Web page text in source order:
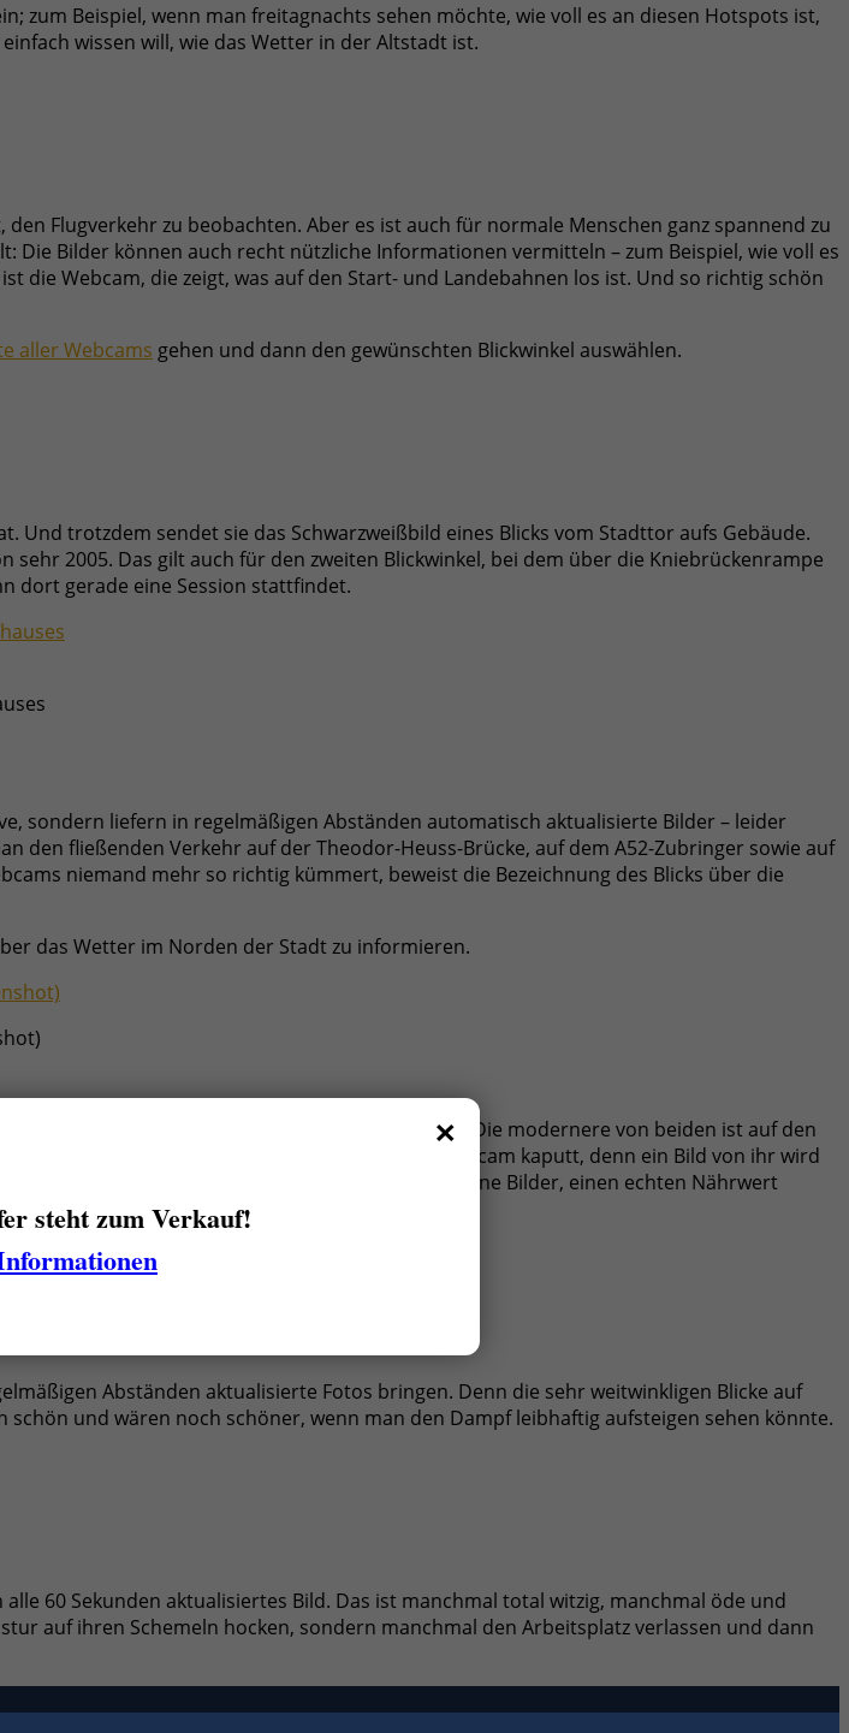
Beispiel, wenn man freitagnachts sehen möchte, wie voll es an diesen Hotspots ist,
wissen will, wie das Wetter in der Altstadt ist.
Flugverkehr zu beobachten. Aber es ist auch für normale Menschen ganz spannend zu
Die Bilder können auch recht nützliche Informationen vermitteln – zum Beispiel, wie voll es
die Webcam, die zeigt, was auf den Start- und Landebahnen los ist. Und so richtig schön
aller Webcams gehen und dann den gewünschten Blickwinkel auswählen.
Und trotzdem sendet sie das Schwarzweißbild eines Blicks vom Stadttor aufs Gebäude.
2005. Das gilt auch für den zweiten Blickwinkel, bei dem über die Kniebrückenrampe
dort gerade eine Session stattfindet.
sondern liefern in regelmäßigen Abständen automatisch aktualisierte Bilder – leider
den fließenden Verkehr auf der Theodor-Heuss-Brücke, auf dem A52-Zubringer sowie auf
niemand mehr so richtig kümmert, beweist die Bezeichnung des Blicks über die
das Wetter im Norden der Stadt zu informieren.
Segelschule befinden sich aktuell 2 Web-Cams. Die modernere von beiden ist auf den
Süd-Osten.“ Okay, vermutlich ist die alte Webcam kaputt, denn ein Bild von ihr wird
die verbliebene Kamera manchmal wunderschöne Bilder, einen echten Nährwert
Abständen aktualisierte Fotos bringen. Denn die sehr weitwinkligen Blicke auf
und wären noch schöner, wenn man den Dampf leibhaftig aufsteigen sehen könnte.
60 Sekunden aktualisiertes Bild. Das ist manchmal total witzig, manchmal öde und
auf ihren Schemeln hocken, sondern manchmal den Arbeitsplatz verlassen und dann
×
steht zum Verkauf!